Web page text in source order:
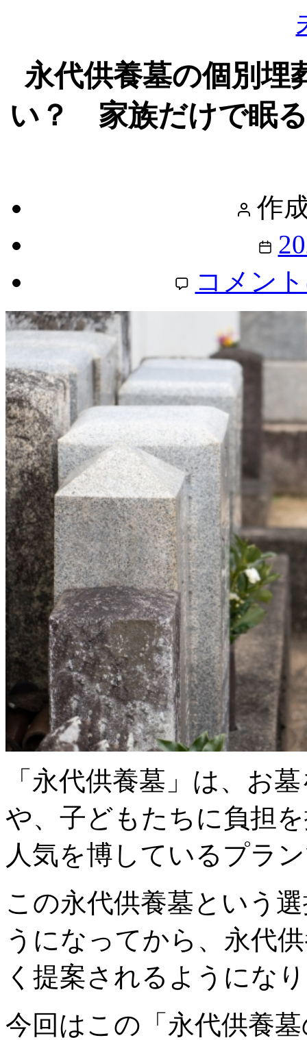
永代供養墓の個別埋
い？ 家族だけで眠
稿
作
稿
供
養
個
埋
葬
～
家
族
だ
け
で
眠
り
た
い？
家
族
だ
け
で
眠
る
場
合、
希
望
の
別
埋
期
間
は？
へ
コメン
「永代供養墓」は、お
や、子どもたちに負担
人気を博しているプラ
この永代供養墓という
うになってから、永代
く提案されるようにな
今回はこの「永代供養